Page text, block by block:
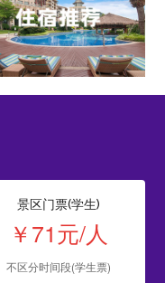
景区门票(学生)
￥71元/人
不区分时间段(学生票)